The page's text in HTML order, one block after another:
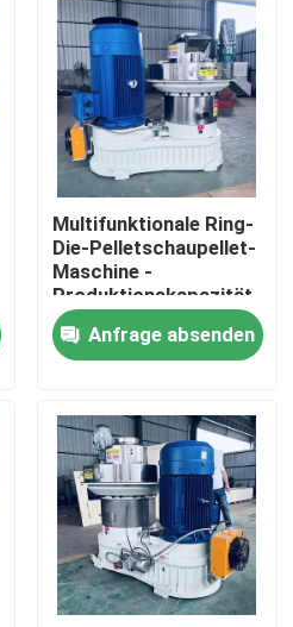
Multifunktionale Ring-
Die-Pelletschaupellet-
Maschine -
Produktionskapazität
0,8-3 T/h
Anfrage absenden